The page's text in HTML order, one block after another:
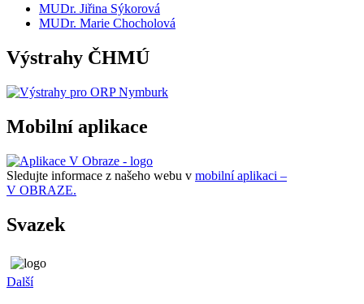
MUDr. Jiřina Sýkorová
MUDr. Marie Chocholová
Výstrahy ČHMÚ
Mobilní aplikace
Sledujte informace z našeho webu v mobilní aplikaci –
V OBRAZE.
Svazek
Další